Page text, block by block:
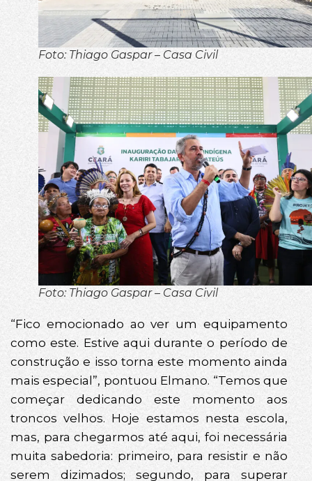
Foto: Thiago Gaspar – Casa Civil
Foto: Thiago Gaspar – Casa Civil
“Fico emocionado ao ver um equipamento
como este. Estive aqui durante o período de
construção e isso torna este momento ainda
mais especial”, pontuou Elmano. “Temos que
começar dedicando este momento aos
troncos velhos. Hoje estamos nesta escola,
mas, para chegarmos até aqui, foi necessária
muita sabedoria: primeiro, para resistir e não
serem dizimados; segundo, para superar